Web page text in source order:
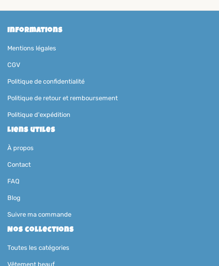
Informations
Mentions légales
CGV
Politique de confidentialité
Politique de retour et remboursement
Politique d'expédition
Liens utiles
À propos
Contact
FAQ
Blog
Suivre ma commande
Nos collections
Toutes les catégories
Vêtement beauf